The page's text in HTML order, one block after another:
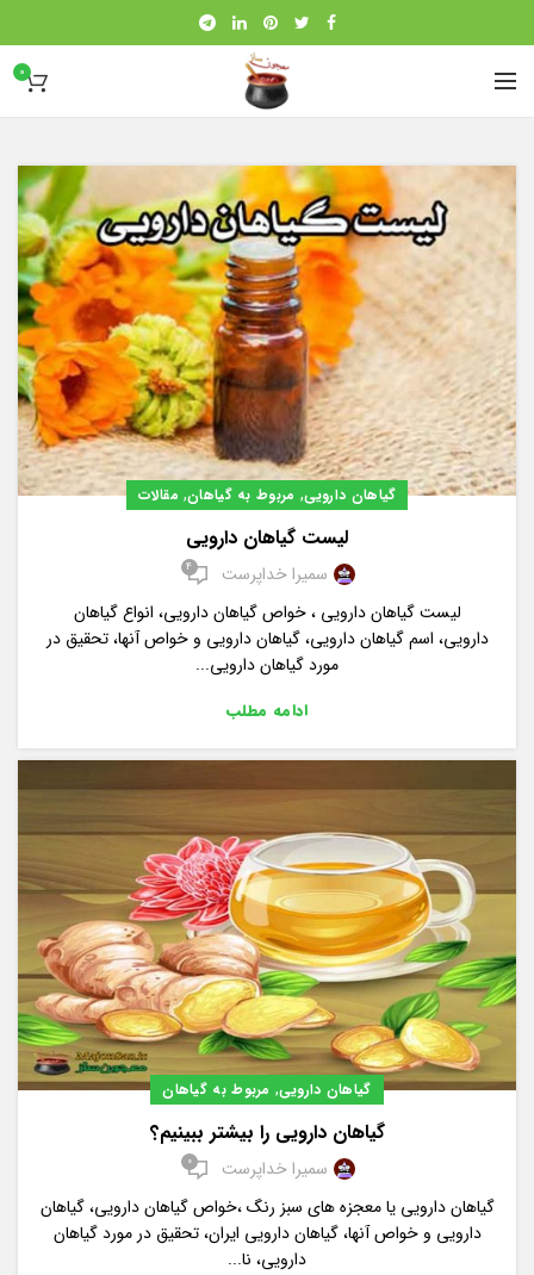
0
گیاهان دارویی, مربوط به گیاهان, مقالات
لیست گیاهان دارویی
سمیرا خداپرست 4
لیست گیاهان دارویی ، خواص گیاهان دارویی، انواع گیاهان
دارویی، اسم گیاهان دارویی، گیاهان دارویی و خواص آنها، تحقیق در
مورد گیاهان دارویی...
ادامه مطلب
گیاهان دارویی, مربوط به گیاهان
گیاهان دارویی را بیشتر ببینیم؟
سمیرا خداپرست 0
گیاهان دارویی یا معجزه های سبز رنگ ،خواص گیاهان دارویی، گیاهان
دارویی و خواص آنها، گیاهان دارویی ایران، تحقیق در مورد گیاهان
دارویی، نا...